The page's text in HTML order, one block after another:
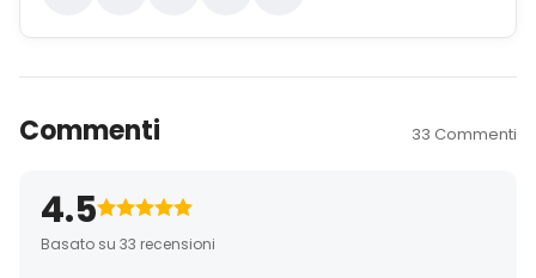
Commenti 33 Commenti
4.5
Basato su 33 recensioni